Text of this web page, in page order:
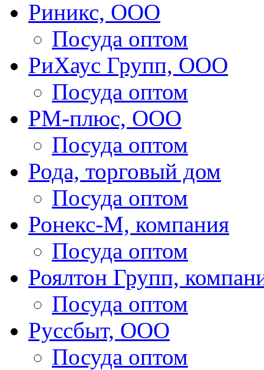
Риникс, ООО
Посуда оптом
РиХаус Групп, ООО
Посуда оптом
РМ-плюс, ООО
Посуда оптом
Рода, торговый дом
Посуда оптом
Ронекс-М, компания
Посуда оптом
Роялтон Групп,
Посуда оптом
Руссбыт, ООО
Посуда оптом